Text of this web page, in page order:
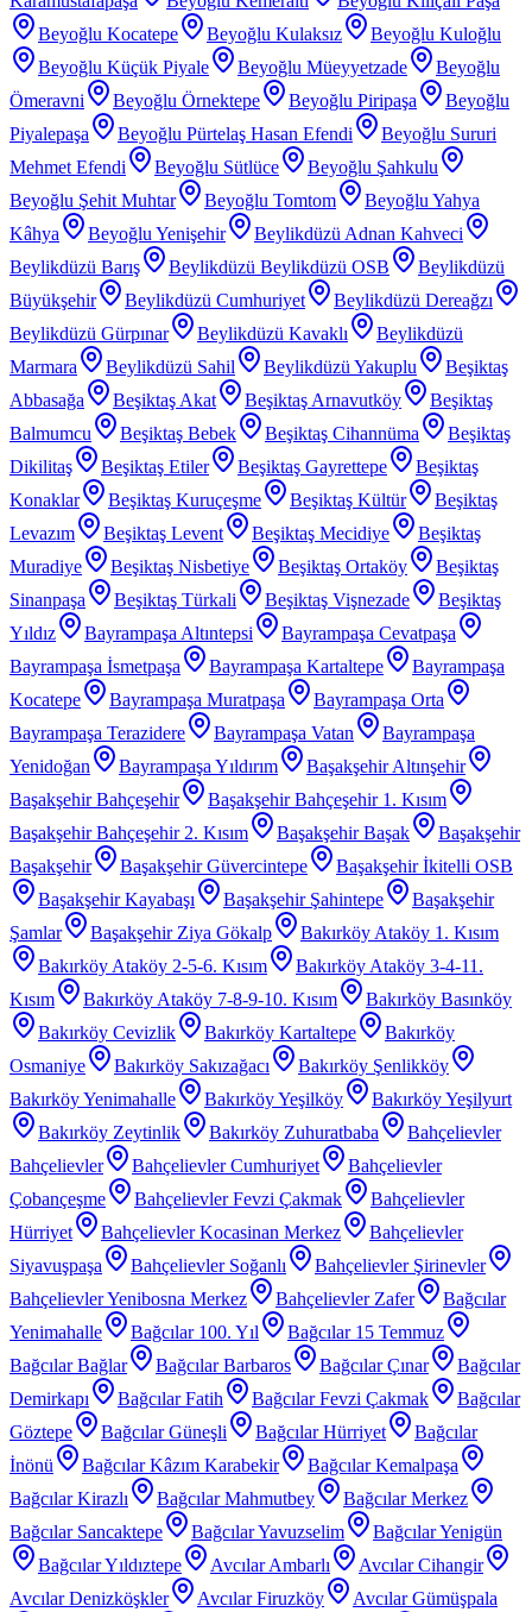
Beyoğlu Kocatepe
Beyoğlu Kulaksız
Beyoğlu Kuloğlu
Beyoğlu Küçük Piyale
Beyoğlu Müeyyetzade
Beyoğlu
Ömeravni
Beyoğlu Örnektepe Beyoğlu Piripaşa
Beyoğlu
Piyalepaşa
Beyoğlu Pürtelaş Hasan Efendi
Beyoğlu Sururi
Mehmet Efendi
Beyoğlu Sütlüce
Beyoğlu Şahkulu
Beyoğlu Şehit Muhtar
Beyoğlu Tomtom
Beyoğlu Yahya
Kâhya
Beyoğlu Yenişehir
Beylikdüzü Adnan Kahveci
Beylikdüzü Barış
Beylikdüzü Beylikdüzü OSB
Beylikdüzü
Büyükşehir
Beylikdüzü Cumhuriyet
Beylikdüzü Dereağzı
Beylikdüzü Gürpınar
Beylikdüzü Kavaklı
Beylikdüzü
Marmara
Beylikdüzü Sahil Beylikdüzü Yakuplu
Beşiktaş
Abbasağa
Beşiktaş Akat Beşiktaş Arnavutköy
Beşiktaş
Balmumcu
Beşiktaş Bebek Beşiktaş Cihannüma
Beşiktaş
Dikilitaş
Beşiktaş Etiler Beşiktaş Gayrettepe
Beşiktaş
Konaklar
Beşiktaş Kuruçeşme Beşiktaş Kültür
Beşiktaş
Levazım
Beşiktaş Levent Beşiktaş Mecidiye
Beşiktaş
Muradiye
Beşiktaş Nisbetiye Beşiktaş Ortaköy
Beşiktaş
Sinanpaşa
Beşiktaş Türkali Beşiktaş Vişnezade
Beşiktaş
Yıldız
Bayrampaşa Altıntepsi
Bayrampaşa Cevatpaşa
Bayrampaşa İsmetpaşa
Bayrampaşa Kartaltepe
Bayrampaşa
Kocatepe
Bayrampaşa Muratpaşa
Bayrampaşa Orta
Bayrampaşa Terazidere
Bayrampaşa Vatan
Bayrampaşa
Yenidoğan
Bayrampaşa Yıldırım
Başakşehir Altınşehir
Başakşehir Bahçeşehir
Başakşehir Bahçeşehir 1. Kısım
Başakşehir Bahçeşehir 2. Kısım
Başakşehir Başak
Başakşehir
Başakşehir
Başakşehir Güvercintepe
Başakşehir İkitelli OSB
Başakşehir Kayabaşı
Başakşehir Şahintepe
Başakşehir
Şamlar
Başakşehir Ziya Gökalp
Bakırköy Ataköy 1. Kısım
Bakırköy Ataköy 2-5-6. Kısım
Bakırköy Ataköy 3-4-11.
Kısım
Bakırköy Ataköy 7-8-9-10. Kısım
Bakırköy Basınköy
Bakırköy Cevizlik
Bakırköy Kartaltepe
Bakırköy
Osmaniye
Bakırköy Sakızağacı
Bakırköy Şenlikköy
Bakırköy Yenimahalle
Bakırköy Yeşilköy
Bakırköy Yeşilyurt
Bakırköy Zeytinlik
Bakırköy Zuhuratbaba
Bahçelievler
Bahçelievler
Bahçelievler Cumhuriyet
Bahçelievler
Çobançeşme
Bahçelievler Fevzi Çakmak
Bahçelievler
Hürriyet
Bahçelievler Kocasinan Merkez
Bahçelievler
Siyavuşpaşa
Bahçelievler Soğanlı
Bahçelievler Şirinevler
Bahçelievler Yenibosna Merkez
Bahçelievler Zafer
Bağcılar
Yenimahalle
Bağcılar 100. Yıl
Bağcılar 15 Temmuz
Bağcılar Bağlar
Bağcılar Barbaros Bağcılar Çınar
Bağcılar
Demirkapı
Bağcılar Fatih Bağcılar Fevzi Çakmak
Bağcılar
Göztepe
Bağcılar Güneşli Bağcılar Hürriyet
Bağcılar
İnönü
Bağcılar Kâzım Karabekir
Bağcılar Kemalpaşa
Bağcılar Kirazlı
Bağcılar Mahmutbey
Bağcılar Merkez
Bağcılar Sancaktepe
Bağcılar Yavuzselim
Bağcılar Yenigün
Bağcılar Yıldıztepe
Avcılar Ambarlı
Avcılar Cihangir
Avcılar Denizköşkler
Avcılar Firuzköy Avcılar Gümüşpala